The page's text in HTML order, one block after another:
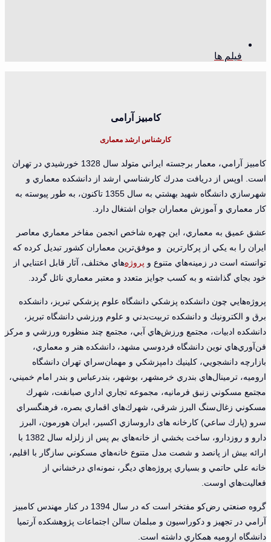
فیلم ها
کامبیز آرامی
کارشناس ارشد معماری
كامبيز آرامي، معمار برجسته ايراني متولد سال 1328 خورشيدي در تهران
است. اوپس از دريافت مدرك كارشناسي ارشد از دانشكده معماري و
شهرسازي دانشگاه شهيد بهشتي به سال 1355 تاكنون، به طور پيوسته به
كار معماري و آموزش معماران جوان اشتغال دارد.
عشق عميق به معماري، اين چهره شاخص انجمن مفاخر معماري معاصر
ايران را به يكي از پركارترين و موفق‌ترين معماران كشور تبديل كرده که
توانسته است در زمينه‌هاي متنوع و پروژه‌هاي مختلف، آثار قابل اعتنايي از
خود بجاي گذاشته و به كسب جوايز متعدد و معتبر معماري نائل گردد.
پروژه‌هايي چون دانشكده پزشكي دانشگاه علوم پزشكي تبريز، دانشكده
برق و الكترونيك و دانشكده تربيت‌بدني و علوم ورزشي دانشگاه تبريز،
دانشكده ادبيات، مجتمع ورزش‌هاي آبي، مجتمع چند منظوره ورزشي و مركز
فن‌آوري‌هاي نوين دانشگاه فردوسي مشهد، دانشكده هنر و معماري،
بازارچه دانشجويي، كلينيك دامپزشكي و مهمان‌سراي تهران دانشگاه
اروميه، ترمينال‌هاي بندري خرمشهر، بوشهر، بندرعباس و بندر امام خميني،
مجتمع مسكوني زنبق فرمانيه، مجموعه تجاري اداري صبانفت، شهرك
مسكوني زغال‌سنگ البرز شرقي، شهرك‌هاي اقماري بصره، فرهنگسراي
سرو (پارك ساعي) كارخانه های داروسازي اكسير، ايران هورمون، البرز
دارو و روزدارو، ساخت بخشي از خانه‌هاي بم پس از زلزله سال 1382 با
ارائه بيش از پانصد و شصت مدل متنوع خانه‌هاي مسكوني سازگار با اقليم،
خانه علي حاتمي و بسياري پروژه‌هاي ديگر، نمونه‌اي درخشاني از
فعاليت‌هاي اوست.
گروه صنعتي رض‌كو مفتخر است كه در سال 1394 در كنار مهندس كامبيز
آرامي در تجهيز و دكوراسيون و مبلمان سالن اجتماعات پژوهشكده آرتميا
دانشگاه اروميه همكاري داشته است.